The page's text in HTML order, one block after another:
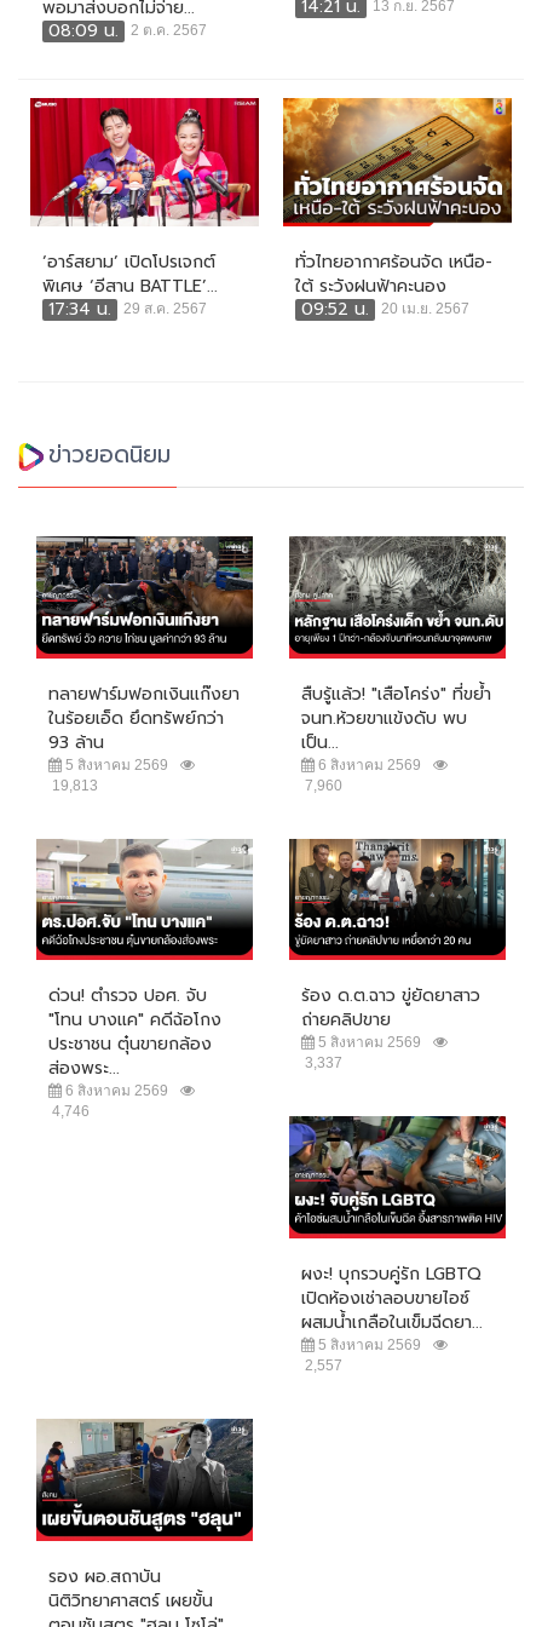
พอมาส่งบอกไม่จ่าย...
08:09 น.
2 ต.ค. 2567
14:21 น. 13 ก.ย. 2567
‘อาร์สยาม’ เปิดโปรเจกต์
พิเศษ ‘อีสาน BATTLE’...
17:34 น.
29 ส.ค. 2567
ทั่วไทยอากาศร้อนจัด เหนือ-
ใต้ ระวังฝนฟ้าคะนอง
09:52 น.
20 เม.ย. 2567
ข่าวยอดนิยม
ทลายฟาร์มฟอกเงินแก๊งยา
ในร้อยเอ็ด ยึดทรัพย์กว่า
93 ล้าน
5 สิงหาคม 2569
19,813
สืบรู้แล้ว! "เสือโคร่ง" ที่ขย้ำ
จนท.ห้วยขาแข้งดับ พบ
เป็น...
6 สิงหาคม 2569
7,960
ด่วน! ตำรวจ ปอศ. จับ
"โทน บางแค" คดีฉ้อโกง
ประชาชน ตุ๋นขายกล้อง
ส่องพระ...
6 สิงหาคม 2569
4,746
ร้อง ด.ต.ฉาว ขู่ยัดยาสาว
ถ่ายคลิปขาย
5 สิงหาคม 2569
3,337
ผงะ! บุกรวบคู่รัก LGBTQ
เปิดห้องเช่าลอบขายไอซ์
ผสมน้ำเกลือในเข็มฉีดยา...
5 สิงหาคม 2569
2,557
รอง ผอ.สถาบัน
นิติวิทยาศาสตร์ เผยขั้น